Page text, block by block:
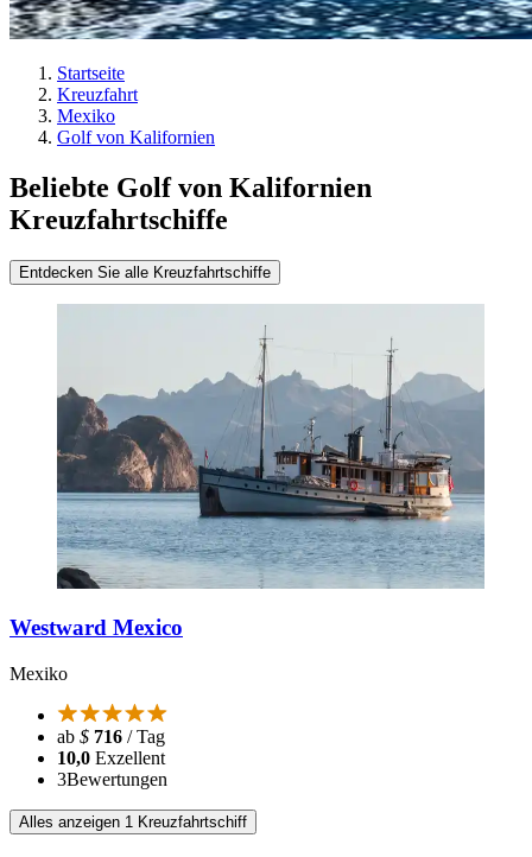
Startseite
Kreuzfahrt
Mexiko
Golf von Kalifornien
Beliebte Golf von Kalifornien
Kreuzfahrtschiffe
Entdecken Sie alle Kreuzfahrtschiffe
Westward Mexico
Mexiko
ab $ 716 / Tag
10,0 Exzellent
3Bewertungen
Alles anzeigen 1 Kreuzfahrtschiff